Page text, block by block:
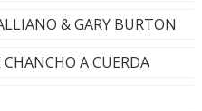
& GARY BURTON
A CUERDA